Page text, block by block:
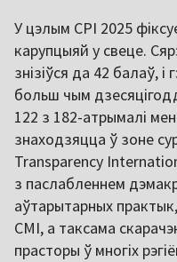
У цэлым CPI 2025
карупцыяй у свеце.
знізіўся да 42 балаў,
больш чым
122 з 182-атрымалі
знаходзяцца ў зоне
Transparency
з паслабленнем
аўтарытарных
СМІ, а таксама
прасторы ў многіх